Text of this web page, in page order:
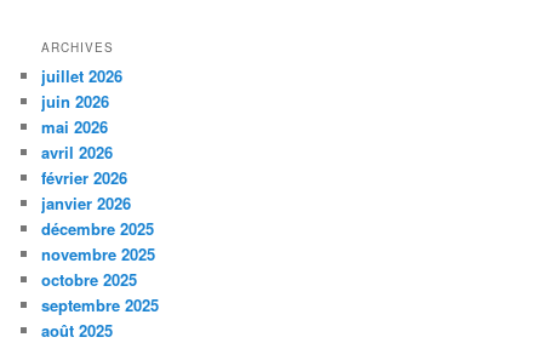
ARCHIVES
juillet 2026
juin 2026
mai 2026
avril 2026
février 2026
janvier 2026
décembre 2025
novembre 2025
octobre 2025
septembre 2025
août 2025